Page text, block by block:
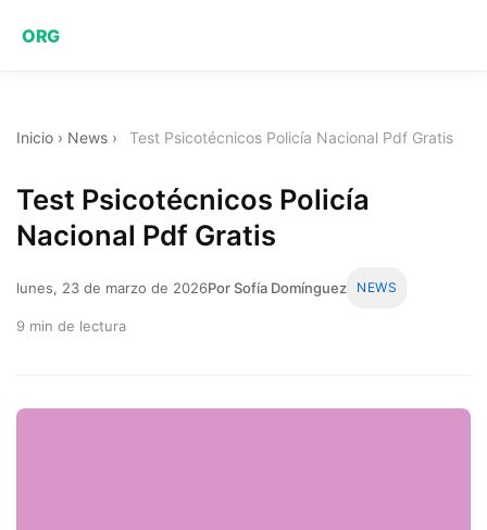
ORG
Inicio › News › Test Psicotécnicos Policía Nacional Pdf Gratis
Test Psicotécnicos Policía
Nacional Pdf Gratis
lunes, 23 de marzo de 2026Por Sofía Domínguez NEWS
9 min de lectura